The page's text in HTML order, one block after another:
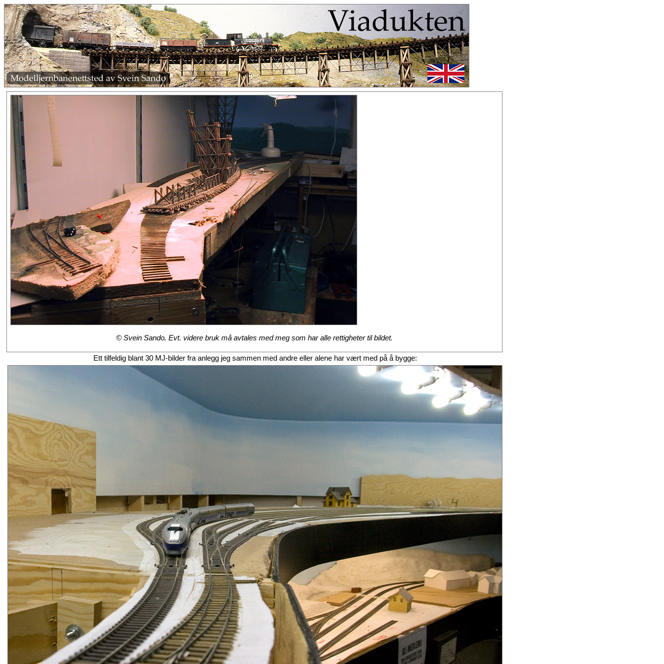
© Svein Sando. Evt. videre bruk må avtales med meg som har alle rettigheter til bildet.
Ett tilfeldig blant 30 MJ-bilder fra anlegg jeg sammen med andre eller alene har vært med på å bygge: